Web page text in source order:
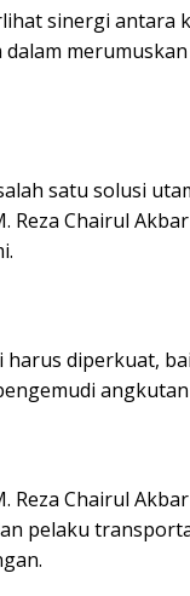
sinergi antara
satu solusi
Reza Chairul
diperkuat,
Reza Chairul
pelaku